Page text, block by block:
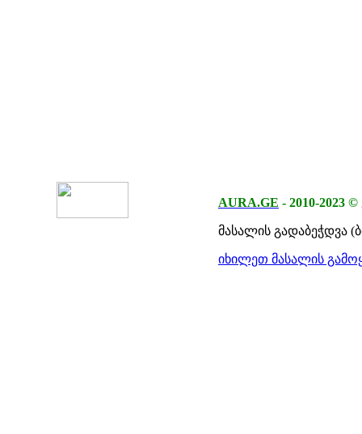
AURA.GE - 2010-2023 ©
მასალის გადაბეჭდვა
იხილეთ მასალის